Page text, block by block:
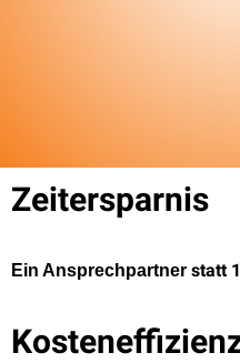
Zeitersparnis
Ein Ansprechpartner statt